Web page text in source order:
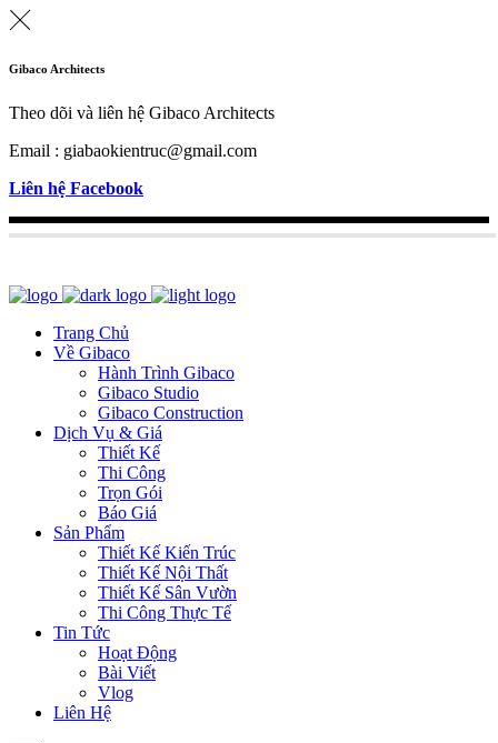
Gibaco Architects
Theo dõi và liên hệ Gibaco Architects
Email : giabaokientruc@gmail.com
Liên hệ Facebook
Trang Chủ
Về Gibaco
Hành Trình Gibaco
Gibaco Studio
Gibaco Construction
Dịch Vụ & Giá
Thiết Kế
Thi Công
Trọn Gói
Báo Giá
Sản Phẩm
Thiết Kế Kiến Trúc
Thiết Kế Nội Thất
Thiết Kế Sân Vườn
Thi Công Thực Tế
Tin Tức
Hoạt Động
Bài Viết
Vlog
Liên Hệ